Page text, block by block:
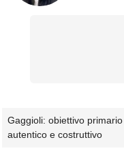
Gaggioli: obiettivo
autentico e costruttivo